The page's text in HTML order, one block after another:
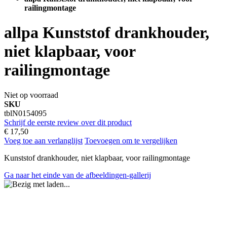
railingmontage
allpa Kunststof drankhouder,
niet klapbaar, voor
railingmontage
Niet op voorraad
SKU
tblN0154095
Schrijf de eerste review over dit product
€ 17,50
Voeg toe aan verlanglijst Toevoegen om te vergelijken
Kunststof drankhouder, niet klapbaar, voor railingmontage
Ga naar het einde van de afbeeldingen-gallerij